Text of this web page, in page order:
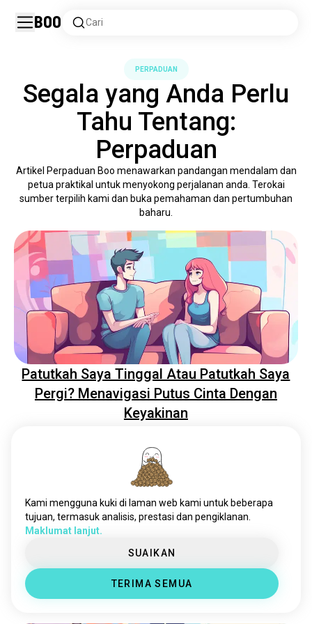
Boo Cari
PERPADUAN
Segala yang Anda Perlu
Tahu Tentang:
Perpaduan
Artikel Perpaduan Boo menawarkan pandangan mendalam dan
petua praktikal untuk menyokong perjalanan anda. Terokai
sumber terpilih kami dan buka pemahaman dan pertumbuhan
baharu.
Patutkah Saya Tinggal Atau Patutkah Saya
Pergi? Menavigasi Putus Cinta Dengan
Keyakinan
Groundhogging: Membebaskan Diri Dari
Siklus Hubungan
Kami mengguna kuki di laman web kami untuk beberapa
tujuan, termasuk analisis, prestasi dan pengiklanan.
Maklumat lanjut.
SUAIKAN
TERIMA SEMUA